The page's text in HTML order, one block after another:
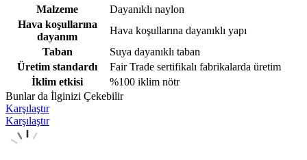
Malzeme
Dayanıklı naylon
Hava koşullarına
dayanım
Hava koşullarına dayanıklı yapı
Taban
Suya dayanıklı taban
Üretim standardı
Fair Trade sertifikalı fabrikalarda üretim
İklim etkisi
%100 iklim nötr
Bunlar da İlginizi Çekebilir
Karşılaştır
Karşılaştır